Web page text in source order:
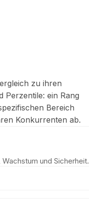
zu ihren
Perzentile: ein Rang
Bereich
Konkurrenten ab.
und Sicherheit.